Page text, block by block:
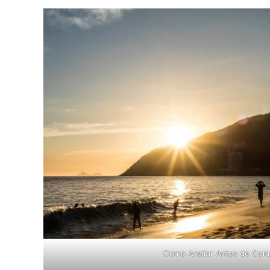
Como Avaliar Antes de